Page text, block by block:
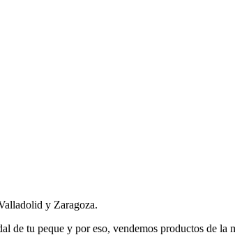
y Zaragoza.
de tu peque y por eso, vendemos productos de la